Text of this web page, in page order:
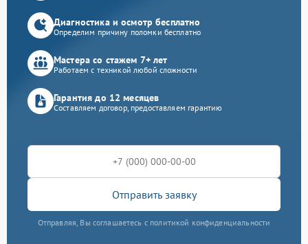
Диагностика и осмотр бесплатно
Определим причину поломки бесплатно
Мастера со стажем 7+ лет
Работаем с техникой любой сложности
Гарантия до 12 месяцев
Составляем договор, предоставляем гарантию
Отправить заявку
Отправляя, Вы соглашаетесь с политикой конфиденциальности